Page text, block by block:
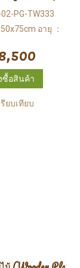
02-PG-TW333
อายุ ：
ซื้อสินค้า
รียบเทียบ